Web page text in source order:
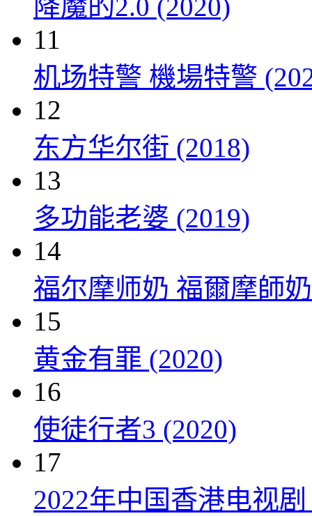
降魔的2.0 (2020)
11
机场特警 機場特警
12
东方华尔街 (2018)
13
多功能老婆 (2019)
14
福尔摩师奶 福爾摩師
15
黄金有罪 (2020)
16
使徒行者3 (2020)
17
2022年中国香港电视